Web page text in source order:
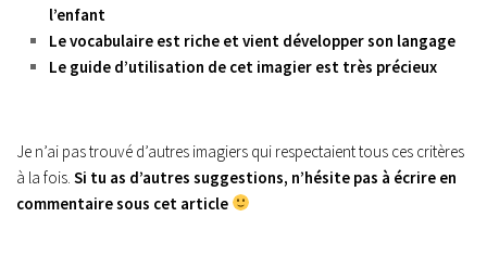
l’enfant
Le vocabulaire est riche et vient développer son langage
Le guide d’utilisation de cet imagier est très précieux
Je n’ai pas trouvé d’autres imagiers qui respectaient tous ces critères
à la fois. Si tu as d’autres suggestions, n’hésite pas à écrire en
commentaire sous cet article